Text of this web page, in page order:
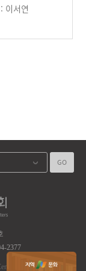
: 이서연
2377
ALL RIGHT RES
GO